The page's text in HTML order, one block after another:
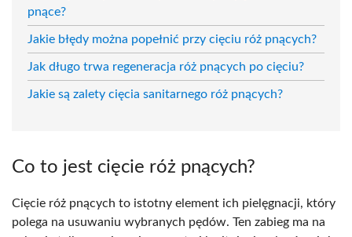
pnące?
Jakie błędy można popełnić przy cięciu róż pnących?
Jak długo trwa regeneracja róż pnących po cięciu?
Jakie są zalety cięcia sanitarnego róż pnących?
Co to jest cięcie róż pnących?
Cięcie róż pnących to istotny element ich pielęgnacji, który
polega na usuwaniu wybranych pędów. Ten zabieg ma na